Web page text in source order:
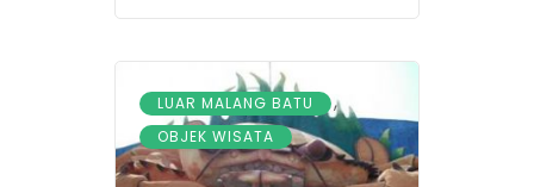
LUAR MALANG BATU ,
OBJEK WISATA